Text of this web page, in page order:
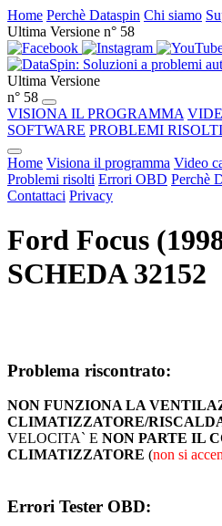
Home Perchè Dataspin Chi siamo
Ultima Versione n° 58
Ultima Versione
n° 58
VISIONA IL PROGRAMMA
SOFTWARE PROBLEMI RISOLTI
Home Visiona il programma Video
Problemi risolti Errori OBD Perchè
Contattaci Privacy
Ford Focus
SCHEDA 32152
Problema riscontrato:
NON FUNZIONA LA
CLIMATIZZATORE/
VELOCITA` E NON PARTE IL
CLIMATIZZATORE (non si
Errori Tester OBD: